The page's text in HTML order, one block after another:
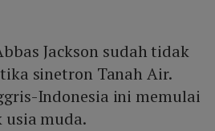
Jackson sudah tidak
sinetron Tanah Air.
Indonesia ini memulai
muda.